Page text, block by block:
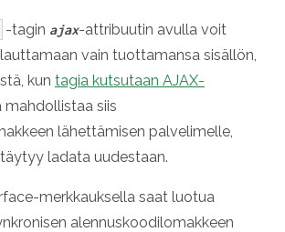
-tagin ajax-attribuutin avulla voit
vain tuottamansa sisällön,
kun tagia kutsutaan AJAX-
mahdollistaa siis
lähettämisen palvelimelle,
ladata uudestaan.
merkkauksella saat luotua
alennuskoodilomakkeen